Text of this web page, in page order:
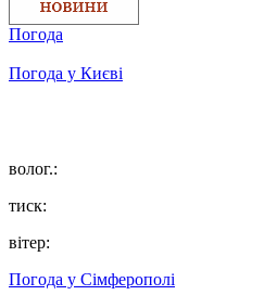
Погода
Погода у Києві
волог.:
тиск:
вітер:
Погода у Сімферополі